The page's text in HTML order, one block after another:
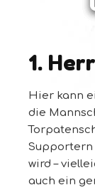
1.
Hier kann
die
Supportern
wird –
auch ein